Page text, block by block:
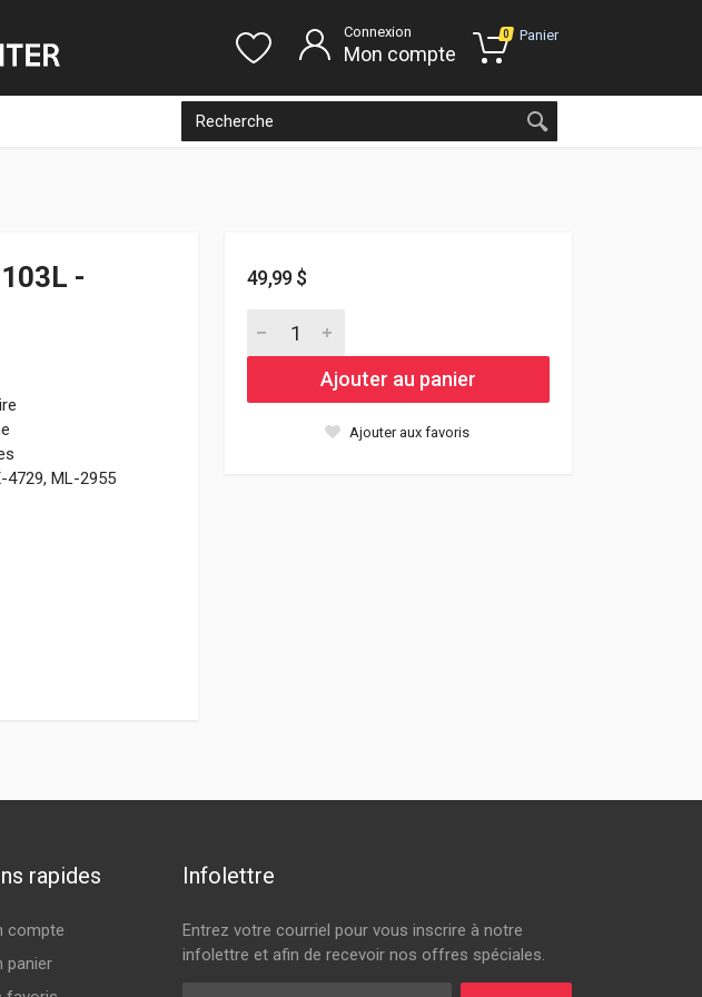
Connexion
Mon compte
0 Panier
-
4729, ML-2955
49,99 $
Ajouter au panier
Ajouter aux favoris
rapides
compte
panier
Infolettre
Entrez votre courriel pour vous inscrire à notre
infolettre et afin de recevoir nos offres spéciales.